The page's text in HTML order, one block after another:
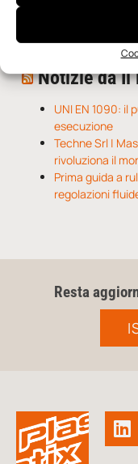
O-Ring,
Notizie da Il
UNI EN 1090:
esecuzione
Techne Srl |
rivoluziona il
Prima guida a
regolazioni
Resta